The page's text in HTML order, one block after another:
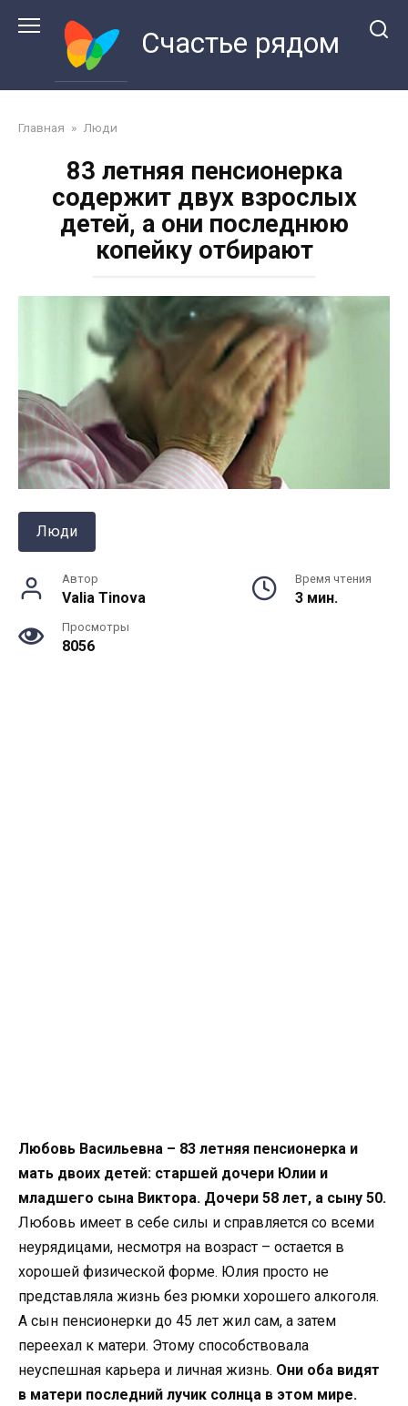
Счастье рядом
Главная » Люди
83 летняя пенсионерка
содержит двух взрослых
детей, а они последнюю
копейку отбирают
Люди
Автор
Valia Tinova
Время чтения
3 мин.
Просмотры
8056
Любовь Васильевна – 83 летняя пенсионерка и
мать двоих детей: старшей дочери Юлии и
младшего сына Виктора. Дочери 58 лет, а сыну 50.
Любовь имеет в себе силы и справляется со всеми
неурядицами, несмотря на возраст – остается в
хорошей физической форме. Юлия просто не
представляла жизнь без рюмки хорошего алкоголя.
А сын пенсионерки до 45 лет жил сам, а затем
переехал к матери. Этому способствовала
неуспешная карьера и личная жизнь. Они оба видят
в матери последний лучик солнца в этом мире.